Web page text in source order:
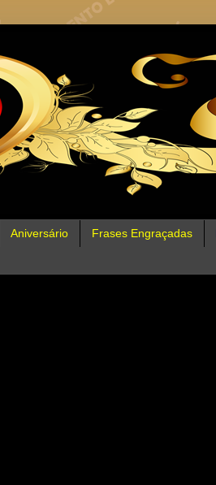
Aniversário Frases Engraçadas